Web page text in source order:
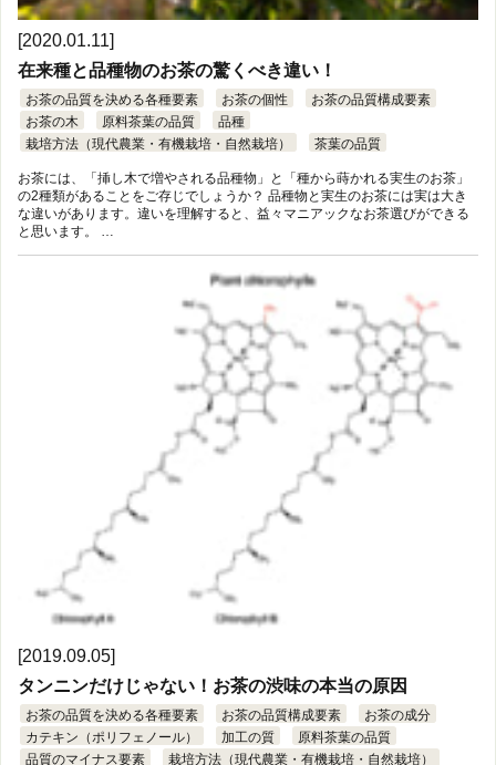
[2020.01.11]
在来種と品種物のお茶の驚くべき違い！
お茶の品質を決める各種要素 お茶の個性
お茶の品質構成要素
お茶の木
原料茶葉の品質
品種
栽培方法（現代農業・有機栽培・自然栽培）
茶葉の品質
お茶には、「挿し木で増やされる品種物」と「種から蒔かれる実生のお茶」
の2種類があることをご存じでしょうか？ 品種物と実生のお茶には実は大き
な違いがあります。違いを理解すると、益々マニアックなお茶選びができる
と思います。 …
[2019.09.05]
タンニンだけじゃない！お茶の渋味の本当の原因
お茶の品質を決める各種要素 お茶の品質構成要素
お茶の成分
カテキン（ポリフェノール）
加工の質
原料茶葉の品質
品質のマイナス要素
栽培方法（現代農業・有機栽培・自然栽培）